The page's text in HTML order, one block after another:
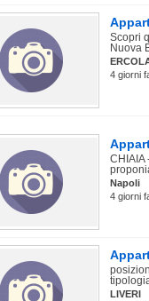
Scopri
Nuova
4 giorni
CHIAIA
Napoli
4 giorni
LIVERI